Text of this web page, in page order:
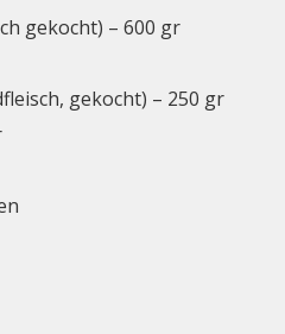
gekocht) – 600 gr
gekocht) – 250 gr